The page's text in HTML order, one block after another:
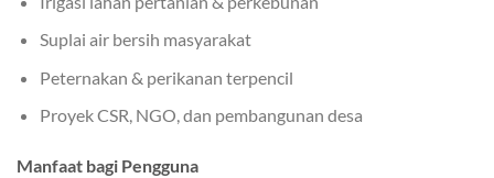
Suplai air bersih masyarakat
Peternakan & perikanan terpencil
Proyek CSR, NGO, dan pembangunan desa
Manfaat bagi Pengguna